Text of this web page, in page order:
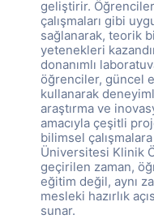
geliştirir.
çalışmaları gibi
sağlanarak, teorik
yetenekleri
donanımlı
öğrenciler, güncel
kullanarak
araştırma ve
amacıyla çeşitli
bilimsel
Üniversitesi Klinik
geçirilen zaman,
eğitim değil, aynı
mesleki hazırlık
sunar.